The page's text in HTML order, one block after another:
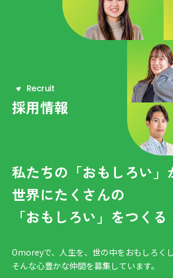
Recruit
採用情報
私たちの「おもしろい」
世界にたくさんの
「おもしろい」をつくる
Omoreyで、人生を、世の中をおもしろく
そんな心豊かな仲間を募集しています。